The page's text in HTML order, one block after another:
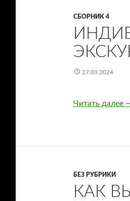
СБОРНИК 4
27.03.2024
Читать далее
БЕЗ РУБРИКИ
КАК